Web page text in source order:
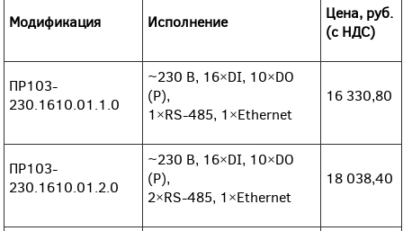
Модификация Исполнение
Цена, руб.
(с НДС)
ПР103-
230.1610.01.1.0
~230 В, 16×DI, 10×DO
(P),
1×RS-485, 1×Ethernet
16 330,80
ПР103-
230.1610.01.2.0
~230 В, 16×DI, 10×DO
(P),
2×RS-485, 1×Ethernet
18 038,40